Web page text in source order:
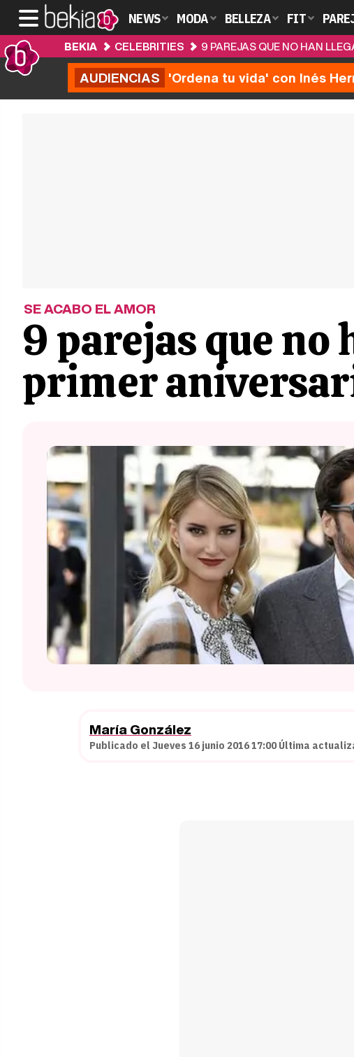
NEWS MODA BELLEZA FIT
BEKIA CELEBRITIES 9 PAREJAS QUE NO HAN
AUDIENCIAS 'Ordena tu vida' con Inés
SE ACABO EL AMOR
9 parejas que no
primer
María González
Publicado el Jueves 16 junio 2016 17:00 Última